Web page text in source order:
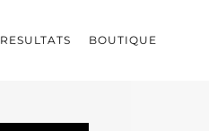
RESULTATS BOUTIQUE